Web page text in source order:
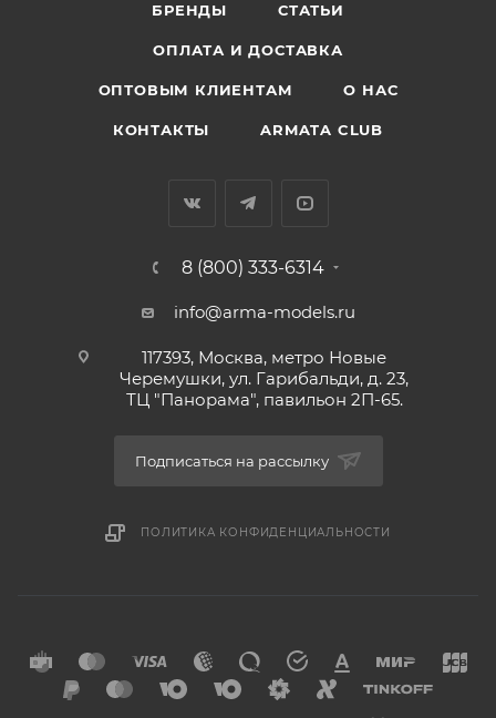
БРЕНДЫ СТАТЬИ
ОПЛАТА И ДОСТАВКА
ОПТОВЫМ КЛИЕНТАМ О НАС
КОНТАКТЫ ARMATA CLUB
8 (800) 333-6314
info@arma-models.ru
117393, Москва, метро Новые
Черемушки, ул. Гарибальди, д. 23,
ТЦ "Панорама", павильон 2П-65.
Подписаться на рассылку
ПОЛИТИКА КОНФИДЕНЦИАЛЬНОСТИ